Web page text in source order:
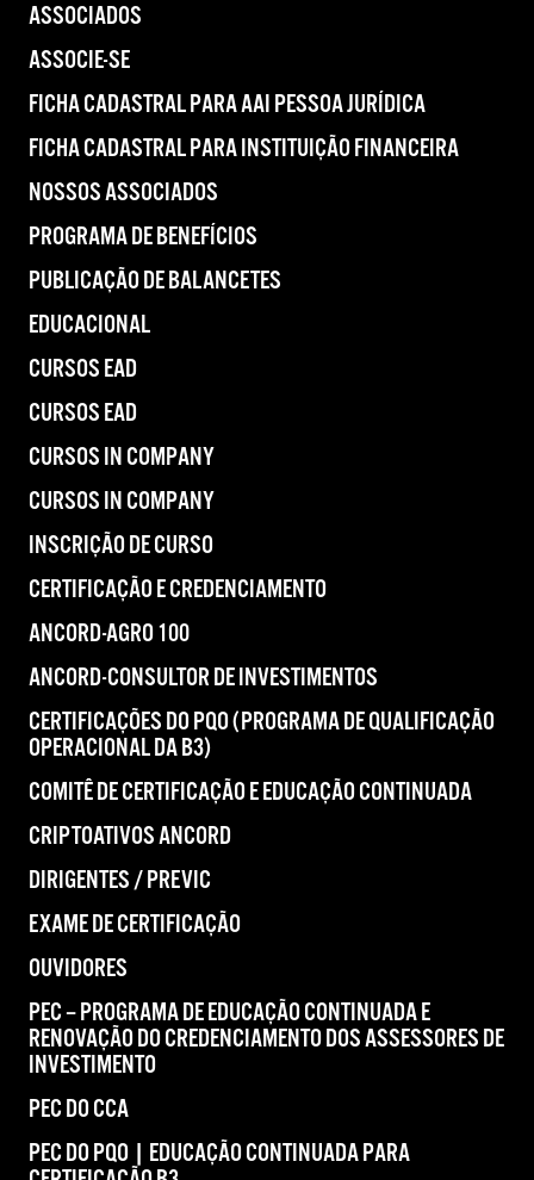
ASSOCIADOS
ASSOCIE-SE
FICHA CADASTRAL PARA AAI PESSOA JURÍDICA
FICHA CADASTRAL PARA INSTITUIÇÃO FINANCEIRA
NOSSOS ASSOCIADOS
PROGRAMA DE BENEFÍCIOS
PUBLICAÇÃO DE BALANCETES
EDUCACIONAL
CURSOS EAD
CURSOS EAD
CURSOS IN COMPANY
CURSOS IN COMPANY
INSCRIÇÃO DE CURSO
CERTIFICAÇÃO E CREDENCIAMENTO
ANCORD-AGRO 100
ANCORD-CONSULTOR DE INVESTIMENTOS
CERTIFICAÇÕES DO PQO (PROGRAMA DE QUALIFICAÇÃO
OPERACIONAL DA B3)
COMITÊ DE CERTIFICAÇÃO E EDUCAÇÃO CONTINUADA
CRIPTOATIVOS ANCORD
DIRIGENTES / PREVIC
EXAME DE CERTIFICAÇÃO
OUVIDORES
PEC – PROGRAMA DE EDUCAÇÃO CONTINUADA E
RENOVAÇÃO DO CREDENCIAMENTO DOS ASSESSORES DE
INVESTIMENTO
PEC DO CCA
PEC DO PQO | EDUCAÇÃO CONTINUADA PARA